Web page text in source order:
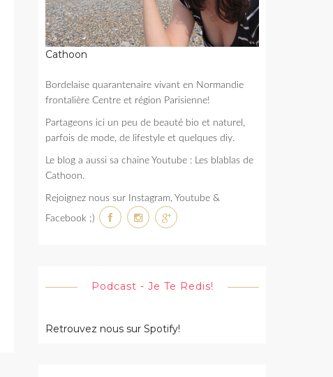
Cathoon
Bordelaise quarantenaire vivant en Normandie
frontalière Centre et région Parisienne!
Partageons ici un peu de beauté bio et naturel,
parfois de mode, de lifestyle et quelques diy.
Le blog a aussi sa chaine Youtube : Les blablas de
Cathoon.
Rejoignez nous sur Instagram, Youtube &
Facebook ;)
Podcast - Je Te Redis!
Retrouvez nous sur Spotify!